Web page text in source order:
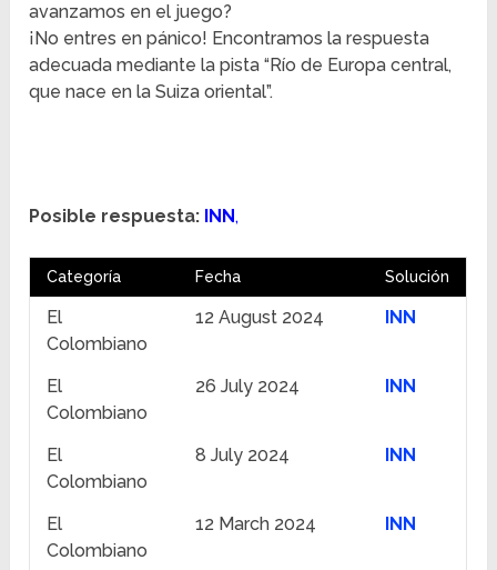
avanzamos en el juego?
¡No entres en pánico! Encontramos la respuesta
adecuada mediante la pista “Río de Europa central,
que nace en la Suiza oriental”.
Posible respuesta: INN,
Categoría Fecha Solución
El
Colombiano
12 August 2024 INN
El
Colombiano
26 July 2024 INN
El
Colombiano
8 July 2024 INN
El
Colombiano
12 March 2024 INN